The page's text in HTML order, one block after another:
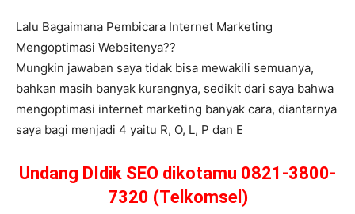
Lalu Bagaimana Pembicara Internet Marketing
Mengoptimasi Websitenya??
Mungkin jawaban saya tidak bisa mewakili semuanya,
bahkan masih banyak kurangnya, sedikit dari saya bahwa
mengoptimasi internet marketing banyak cara, diantarnya
saya bagi menjadi 4 yaitu R, O, L, P dan E
Undang DIdik SEO dikotamu 0821-3800-
7320 (Telkomsel)